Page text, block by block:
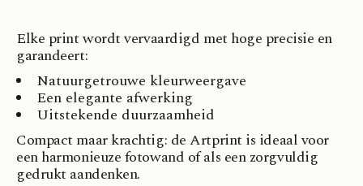
Elke print wordt vervaardigd met hoge precisie en
garandeert:
Natuurgetrouwe kleurweergave
Een elegante afwerking
Uitstekende duurzaamheid
Compact maar krachtig: de Artprint is ideaal voor
een harmonieuze fotowand of als een zorgvuldig
gedrukt aandenken.